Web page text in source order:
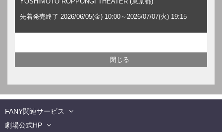
先着発売終了 2026/06/05(金) 10:00～2026/07/07(火) 19:15
FANY関連サービス
劇場公式HP